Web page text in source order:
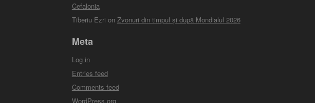
Cefalonia
Tiberiu Ezri on Zvonuri din timpul și după Mondialul 2026
Meta
Log in
Entries feed
Comments feed
WordPress.org